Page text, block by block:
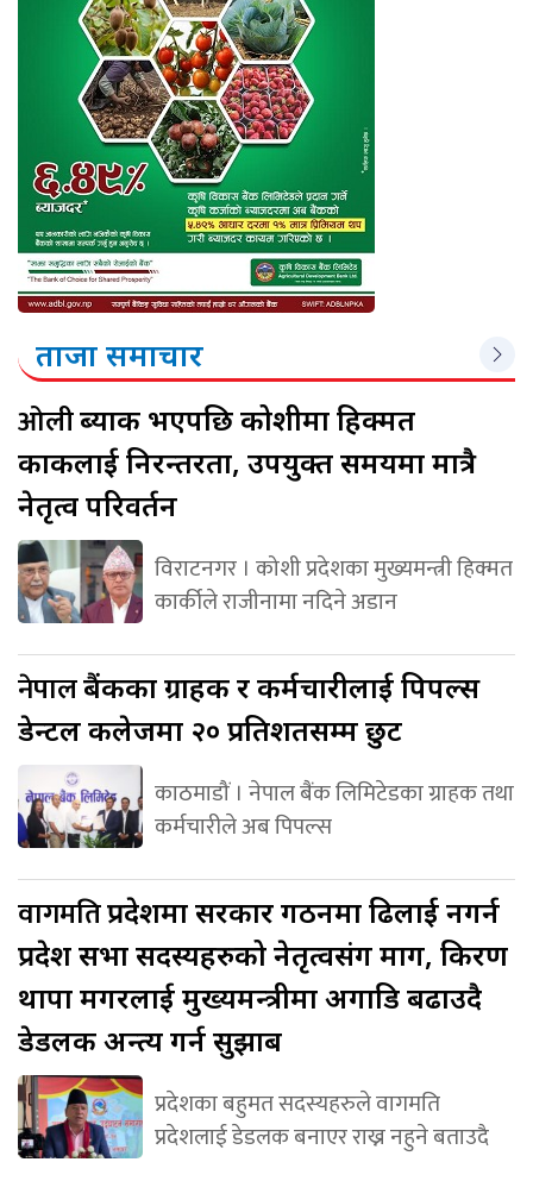
ताजा समाचार
ओलीब्याक भएपछि कोशीमा हिक्मत
कार्कीलाई निरन्तरता, उपयुक्त समयमा मात्रै
नेतृत्व परिवर्तन
विराटनगर । कोशी प्रदेशका मुख्यमन्त्री हिक्मत
कार्कीले राजीनामा नदिने अडान
नेपालबैंकका ग्राहक र कर्मचारीलाई पिपल्स
डेन्टल कलेजमा २० प्रतिशतसम्म छुट
काठमाडौं । नेपाल बैंक लिमिटेडका ग्राहक तथा
कर्मचारीले अब पिपल्स
वागमतिप्रदेशमा सरकार गठनमा ढिलाई नगर्न
प्रदेश सभा सदस्यहरुको नेतृत्वसंग माग, किरण
थापा मगरलाई मुख्यमन्त्रीमा अगाडि बढाउदै
डेडलक अन्त्य गर्न सुझाब
प्रदेशका बहुमत सदस्यहरुले वागमति
प्रदेशलाई डेडलक बनाएर राख्न नहुने बताउदै